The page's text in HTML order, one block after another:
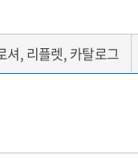
셔, 리플렛, 카탈로그